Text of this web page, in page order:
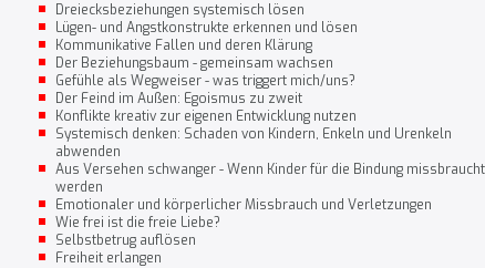
Dreiecksbeziehungen systemisch lösen
Lügen- und Angstkonstrukte erkennen und lösen
Kommunikative Fallen und deren Klärung
Der Beziehungsbaum - gemeinsam wachsen
Gefühle als Wegweiser - was triggert mich/uns?
Der Feind im Außen: Egoismus zu zweit
Konflikte kreativ zur eigenen Entwicklung nutzen
Systemisch denken: Schaden von Kindern, Enkeln und Urenkeln
abwenden
Aus Versehen schwanger - Wenn Kinder für die Bindung missbraucht
werden
Emotionaler und körperlicher Missbrauch und Verletzungen
Wie frei ist die freie Liebe?
Selbstbetrug auflösen
Freiheit erlangen